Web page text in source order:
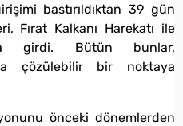
bastırıldıktan 39 gün
Fırat Kalkanı Harekatı ile
girdi. Bütün bunlar,
çözülebilir bir noktaya
önceki dönemlerden